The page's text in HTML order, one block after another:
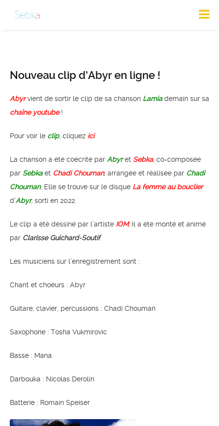
Nouveau clip d’Abyr en ligne !
Abyrvient de sortir le clip de sa chanson Lamiademain sur sa
chaîne youtube!
Pour voir le clip, cliquez ici.
La chanson a été coécrite par Abyret Sebka, co-composée
par Sebkaet Chadi Chouman, arrangée et réalisée par Chadi
Chouman. Elle se trouve sur le disque La femme au bouclier
d’Abyr, sorti en 2022.
Le clip a été dessiné par l’artiste IOM, il a été monté et animé
par Clarisse Guichard-Soutif.
Les musiciens sur l’enregistrement sont :
Chant et choeurs : Abyr
Guitare, clavier, percussions : Chadi Chouman
Saxophone : Tosha Vukmirovic
Basse : Mana
Darbouka : Nicolas Derolin
Batterie : Romain Speiser